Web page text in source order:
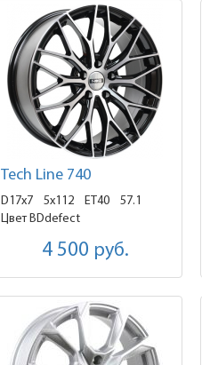
Tech Line 740
D17x7 5x112 ET40
57.1
Цвет BDdefect
4 500 руб.